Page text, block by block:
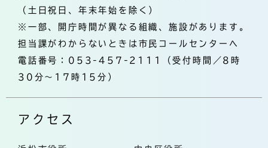
（土日祝日、年末年始を除く）
※一部、開庁時間が異なる組織、施設があります。
担当課がわからないときは市民コールセンターへ
電話番号：053-457-2111（受付時間／8時
30分～17時15分）
アクセス